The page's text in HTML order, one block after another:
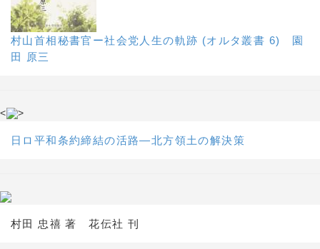
村山首相秘書官ー社会党人生の軌跡 (オルタ叢書 6) 園
田 原三
< >
日ロ平和条約締結の活路―北方領土の解決策
村田 忠禧 著 花伝社 刊